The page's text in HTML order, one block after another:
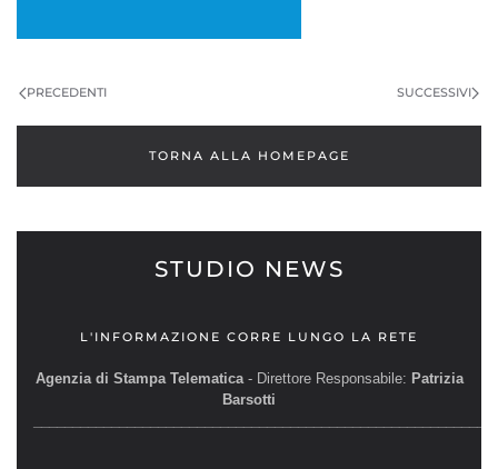
PRECEDENTI SUCCESSIVI
TORNA ALLA HOMEPAGE
STUDIO NEWS
L'INFORMAZIONE CORRE LUNGO LA RETE
Agenzia di Stampa Telematica- Direttore Responsabile: Patrizia
Barsotti